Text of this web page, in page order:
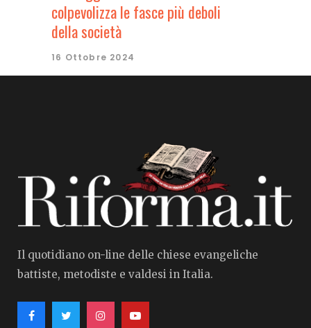
colpevolizza le fasce più deboli
della società
16 Ottobre 2024
Il quotidiano on-line delle chiese evangeliche
battiste, metodiste e valdesi in Italia.